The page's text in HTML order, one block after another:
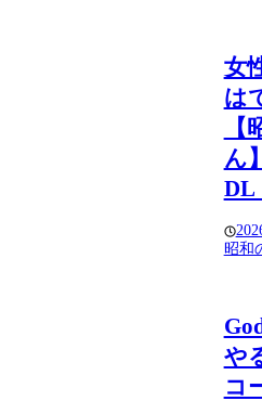
女
は
ん
DL
昭和
や
コ